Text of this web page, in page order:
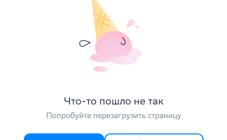
Что-то пошло не так
Попробуйте перезагрузить страницу